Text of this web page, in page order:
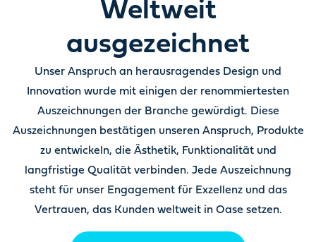
Weltweit
ausgezeichnet
Unser Anspruch an herausragendes Design und
Innovation wurde mit einigen der renommiertesten
Auszeichnungen der Branche gewürdigt. Diese
Auszeichnungen bestätigen unseren Anspruch, Produkte
zu entwickeln, die Ästhetik, Funktionalität und
langfristige Qualität verbinden. Jede Auszeichnung
steht für unser Engagement für Exzellenz und das
Vertrauen, das Kunden weltweit in Oase setzen.